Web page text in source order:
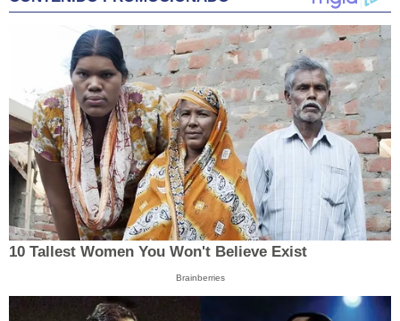
10 Tallest Women You Won't Believe Exist
Brainberries